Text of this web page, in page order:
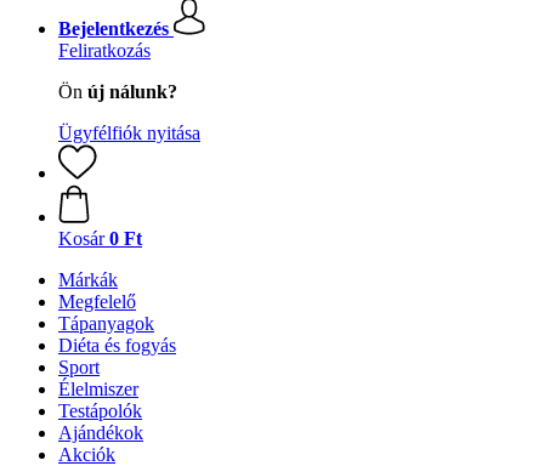
Bejelentkezés
Feliratkozás
Ön új nálunk?
Ügyfélfiók nyitása
Kosár 0 Ft
Márkák
Megfelelő
Tápanyagok
Diéta és fogyás
Sport
Élelmiszer
Testápolók
Ajándékok
Akciók